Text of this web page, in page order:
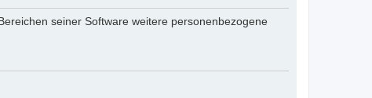
seiner Software weitere personenbezogene